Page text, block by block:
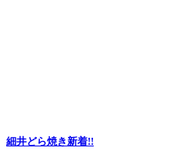
細井どら焼き新着!!